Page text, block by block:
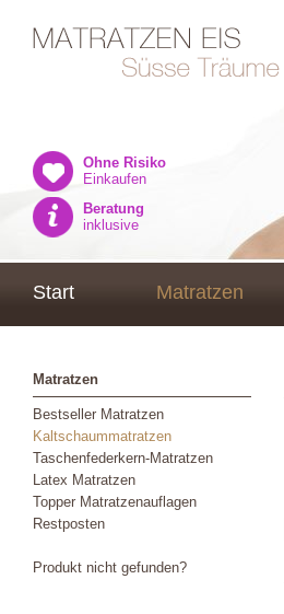
Ohne Risiko
Einkaufen
Beratung
inklusive
Start Matratzen
Matratzen
Bestseller Matratzen
Kaltschaummatratzen
Taschenfederkern-Matratzen
Latex Matratzen
Topper Matratzenauflagen
Restposten
Produkt nicht gefunden?